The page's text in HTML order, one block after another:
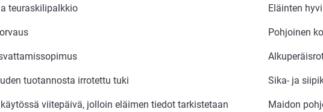
teuraskilipalkkio
tuotannosta irrotettu tuki
viitepäivä, jolloin eläimen tiedot tarkistetaan
Eläinten
Pohjoinen
Sika- ja
Maidon